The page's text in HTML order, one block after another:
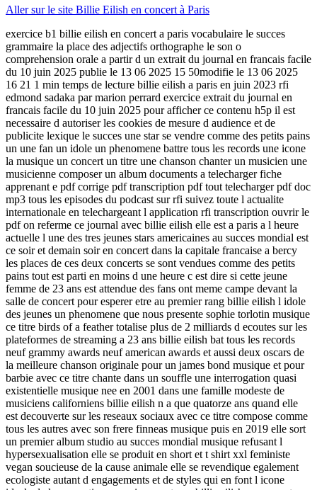
Aller sur le site Billie Eilish en concert à Paris
exercice b1 billie eilish en concert a paris vocabulaire le succes
grammaire la place des adjectifs orthographe le son o
comprehension orale a partir d un extrait du journal en francais facile
du 10 juin 2025 publie le 13 06 2025 15 50modifie le 13 06 2025
16 21 1 min temps de lecture billie eilish a paris en juin 2023 rfi
edmond sadaka par marion perrard exercice extrait du journal en
francais facile du 10 juin 2025 pour afficher ce contenu h5p il est
necessaire d autoriser les cookies de mesure d audience et de
publicite lexique le succes une star se vendre comme des petits pains
un une fan un idole un phenomene battre tous les records une icone
la musique un concert un titre une chanson chanter un musicien une
musicienne composer un album documents a telecharger fiche
apprenant e pdf corrige pdf transcription pdf tout telecharger pdf doc
mp3 tous les episodes du podcast sur rfi suivez toute l actualite
internationale en telechargeant l application rfi transcription ouvrir le
pdf on referme ce journal avec billie eilish elle est a paris a l heure
actuelle l une des tres jeunes stars americaines au succes mondial est
ce soir et demain soir en concert dans la capitale francaise a bercy
les places de ces deux concerts se sont vendues comme des petits
pains tout est parti en moins d une heure c est dire si cette jeune
femme de 23 ans est attendue des fans ont meme campe devant la
salle de concert pour esperer etre au premier rang billie eilish l idole
des jeunes un phenomene que nous presente sophie torlotin musique
ce titre birds of a feather totalise plus de 2 milliards d ecoutes sur les
plateformes de streaming a 23 ans billie eilish bat tous les records
neuf grammy awards neuf american awards et aussi deux oscars de
la meilleure chanson originale pour un james bond musique et pour
barbie avec ce titre chante dans un souffle une interrogation quasi
existentielle musique nee en 2001 dans une famille modeste de
musiciens californiens billie eilish n a que quatorze ans quand elle
est decouverte sur les reseaux sociaux avec ce titre compose comme
tous les autres avec son frere finneas musique puis en 2019 elle sort
un premier album studio au succes mondial musique refusant l
hypersexualisation elle se produit en short et t shirt xxl feministe
vegan soucieuse de la cause animale elle se revendique egalement
ecologiste autant d engagements et de styles qui en font l icone